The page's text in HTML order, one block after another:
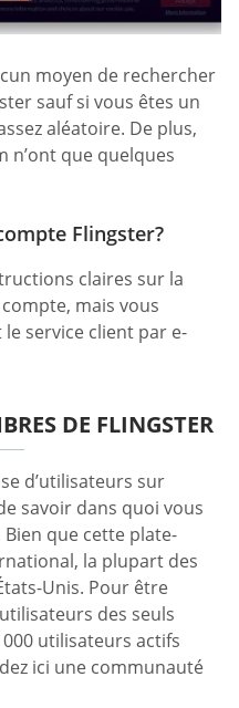
moyen de rechercher
sauf si vous êtes un
aléatoire. De plus,
n’ont que quelques
Flingster?
claires sur la
mais vous
service client par e-
DE FLINGSTER
d’utilisateurs sur
savoir dans quoi vous
que cette plate-
la plupart des
Unis. Pour être
des seuls
utilisateurs actifs
ici une communauté